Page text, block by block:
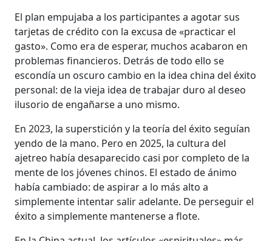
El plan empujaba a los participantes a agotar sus
tarjetas de crédito con la excusa de «practicar el
gasto». Como era de esperar, muchos acabaron en
problemas financieros. Detrás de todo ello se
escondía un oscuro cambio en la idea china del éxito
personal: de la vieja idea de trabajar duro al deseo
ilusorio de engañarse a uno mismo.
En 2023, la superstición y la teoría del éxito seguían
yendo de la mano. Pero en 2025, la cultura del
ajetreo había desaparecido casi por completo de la
mente de los jóvenes chinos. El estado de ánimo
había cambiado: de aspirar a lo más alto a
simplemente intentar salir adelante. De perseguir el
éxito a simplemente mantenerse a flote.